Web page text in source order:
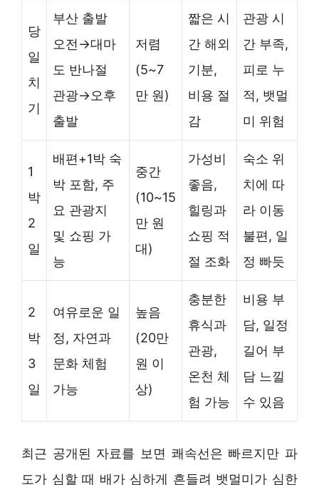
당
일
치
기
부산 출발
오전→대마
도 반나절
관광→오후
출발
저렴
(5~7
만 원)
짧은 시
간 해외
기분,
비용 절
감
관광 시
간 부족,
피로 누
적, 뱃멀
미 위험
1
박
2
일
배편+1박 숙
박 포함, 주
요 관광지
및 쇼핑 가
능
중간
(10~15
만 원
대)
가성비
좋음,
힐링과
쇼핑 적
절 조화
숙소 위
치에 따
라 이동
불편, 일
정 빠듯
2
박
3
일
여유로운 일
정, 자연과
문화 체험
가능
높음
(20만
원 이
상)
충분한
휴식과
관광,
온천 체
험 가능
비용 부
담, 일정
길어 부
담 느낄
수 있음
최근 공개된 자료를 보면 쾌속선은 빠르지만 파
도가 심할 때 배가 심하게 흔들려 뱃멀미가 심한